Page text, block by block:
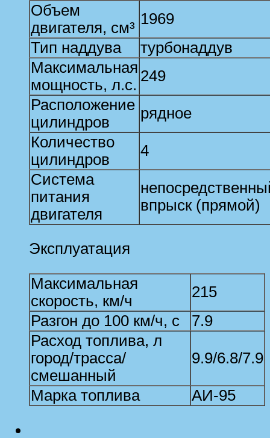
Объем
двигателя, см³
1969
Тип наддува
турбонаддув
Максимальная
мощность, л.с.
249
Расположение
цилиндров
рядное
Количество
цилиндров
4
Система
питания
двигателя
впрыск (прямой)
Эксплуатация
Максимальная
скорость, км/ч
215
Разгон до 100 км/ч, с
7.9
Расход топлива, л
город/трасса/
смешанный
9.9/6.8/7.9
Марка топлива АИ-95